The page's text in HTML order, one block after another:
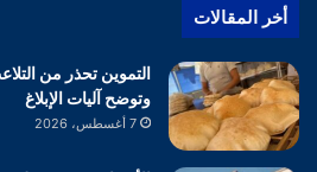
أخر المقالات
التموين تحذر من
وتوضح آليات الإبلاغ
7 أغسطس، 2026